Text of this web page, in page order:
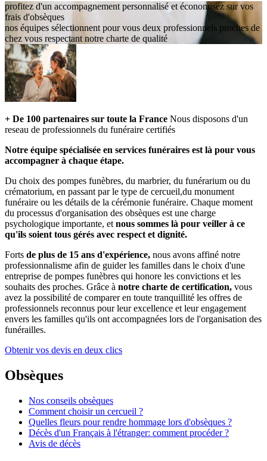
profitez d'un accompagnement personnalisé et économisez sur vos
frais d'obsèques
nos équipes sélectionnent pour vous deux professionnels proches de
chez vous respectant notre charte de qualité
+ De 100 partenaires sur toute la France Nous disposons d'un
reseau de professionnels du funéraire certifiés
Notre équipe spécialisée en services funéraires est là pour vous
accompagner à chaque étape.
Du choix des pompes funèbres, du marbrier, du funérarium ou du
crématorium, en passant par le type de cercueil,du monument
funéraire ou les détails de la cérémonie funéraire. Chaque moment
du processus d'organisation des obsèques est une charge
psychologique importante, et nous sommes là pour veiller à ce
qu'ils soient tous gérés avec respect et dignité.
Forts de plus de 15 ans d'expérience, nous avons affiné notre
professionnalisme afin de guider les familles dans le choix d'une
entreprise de pompes funèbres qui honore les convictions et les
souhaits des proches. Grâce à notre charte de certification, vous
avez la possibilité de comparer en toute tranquillité les offres de
professionnels reconnus pour leur excellence et leur engagement
envers les familles qu'ils ont accompagnées lors de l'organisation des
funérailles.
Obtenir vos devis en deux clics
Obsèques
Nos conseils obsèques
Comment choisir un cercueil ?
Quelles fleurs pour rendre hommage lors d'obsèques ?
Décès d'un Français à l'étranger: comment procéder ?
Avis de décès